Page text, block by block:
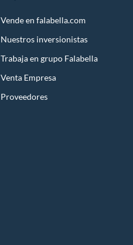
Vende en falabella.com
Nuestros inversionistas
Trabaja en grupo Falabella
Venta Empresa
Proveedores